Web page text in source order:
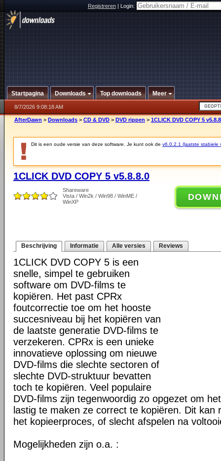
Registreren|Login:
Startpagina Downloads Top downloads Meer
8/7/2026 9:08:18 AM
AfterDawn > Downloads > CD & DVD > DVD rippen > 1CLICK DVD COPY 5
Dit is een oude versie van deze software. Je kunt ook de v6.0.2.1 (laatste stabiele
1CLICK DVD COPY 5 v5.8.8.0
Shareware
Vista / Win2k / Win98 / WinME /
WinXP
Beschrijving Informatie Alle versies Reviews
1CLICK DVD COPY 5 is een
snelle, simpel te gebruiken
software om DVD-films te
kopiëren. Het past CPRx
foutcorrectie toe om het hooste
succesniveau bij het kopiëren van
de laatste generatie DVD-films te
verzekeren. CPRx is een unieke
innovatieve oplossing om nieuwe
DVD-films die slechte sectoren of
slechte DVD-struktuur bevatten
toch te kopiëren. Veel populaire
DVD-films zijn tegenwoordig zo opgezet om
lastig te maken ze correct te kopiëren. Dit kan
het kopieerproces, of slecht afspelen na
Mogelijkheden zijn o.a. :